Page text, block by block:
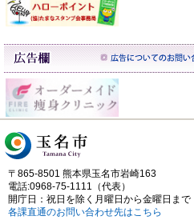
〒865-8501 熊本県玉名市岩崎163
電話:0968-75-1111（代表）
開庁日：祝日を除く月曜日から金曜日まで
各課直通のお問い合わせ先はこちら